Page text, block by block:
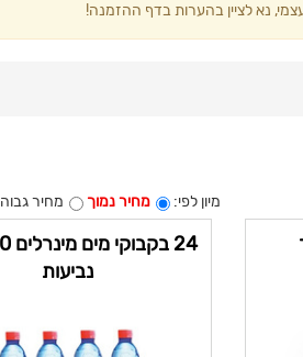
נא לציין בהערות בדף ההזמנה!
מיון לפי: מחיר נמוך מחיר גבוה
נביעות